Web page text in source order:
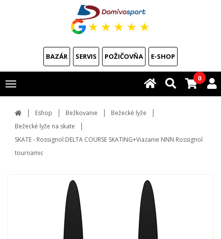
★ ★ ★ ★ ★
BAZÁR SERVIS POŽIČOVŇA E-SHOP
Toggle
navigation
0
Eshop Bežkovanie
Bežecké lyže
Bežecké lyže na skate
SKATE - Rossignol DELTA COURSE SKATING+Viazanie NNN Rossignol
tournamic